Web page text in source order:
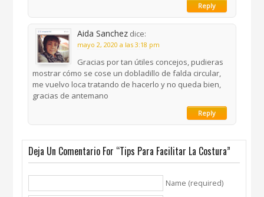
Reply
Aida Sanchez dice:
mayo 2, 2020 a las 3:18 pm
Gracias por tan útiles concejos, pudieras
mostrar cómo se cose un dobladillo de falda circular,
me vuelvo loca tratando de hacerlo y no queda bien,
gracias de antemano
Reply
Deja Un Comentario For “Tips Para Facilitar La Costura”
Name (required)